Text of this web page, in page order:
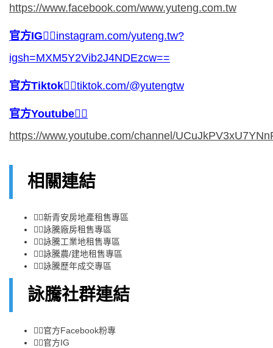
https://www.facebook.com/www.yuteng.com.tw
官方IG👉🏻instagram.com/yuteng.tw?
igsh=MXM5Y2Vib2J4NDEzcw==
官方Tiktok👉🏻tiktok.com/@yutengtw
官方Youtube👉🏻
https://www.youtube.com/channel/
相關連結
👉🏻新青安房地產租售專區
👉🏻詠騰廠房租售專區
👉🏻詠騰工業地租售專區
👉🏻詠騰農/建地租售專區
👉🏻詠騰歷年成交專區
詠騰社群連結
👉🏻官方Facebook粉專
👉🏻官方IG